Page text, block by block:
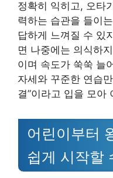
정확히 익히고, 오타
력하는 습관을 들이
답하게 느껴질 수 있
면 나중에는 의식하
이며 속도가 쑥쑥 늘
자세와 꾸준한 연습
결”이라고 입을 모아
어린이부터
쉽게 시작할